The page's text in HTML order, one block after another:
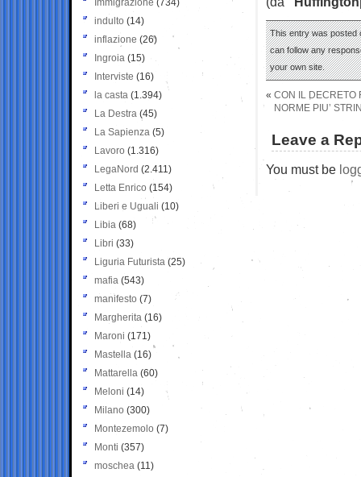
This entry was posted
can follow any
your own site.
« CON IL DECRETO
NORME PIU’
Leave a
You must be
Immigrazione (734)
indulto (14)
inflazione (26)
Ingroia (15)
Interviste (16)
la casta (1.394)
La Destra (45)
La Sapienza (5)
Lavoro (1.316)
LegaNord (2.411)
Letta Enrico (154)
Liberi e Uguali (10)
Libia (68)
Libri (33)
Liguria Futurista (25)
mafia (543)
manifesto (7)
Margherita (16)
Maroni (171)
Mastella (16)
Mattarella (60)
Meloni (14)
Milano (300)
Montezemolo (7)
Monti (357)
moschea (11)